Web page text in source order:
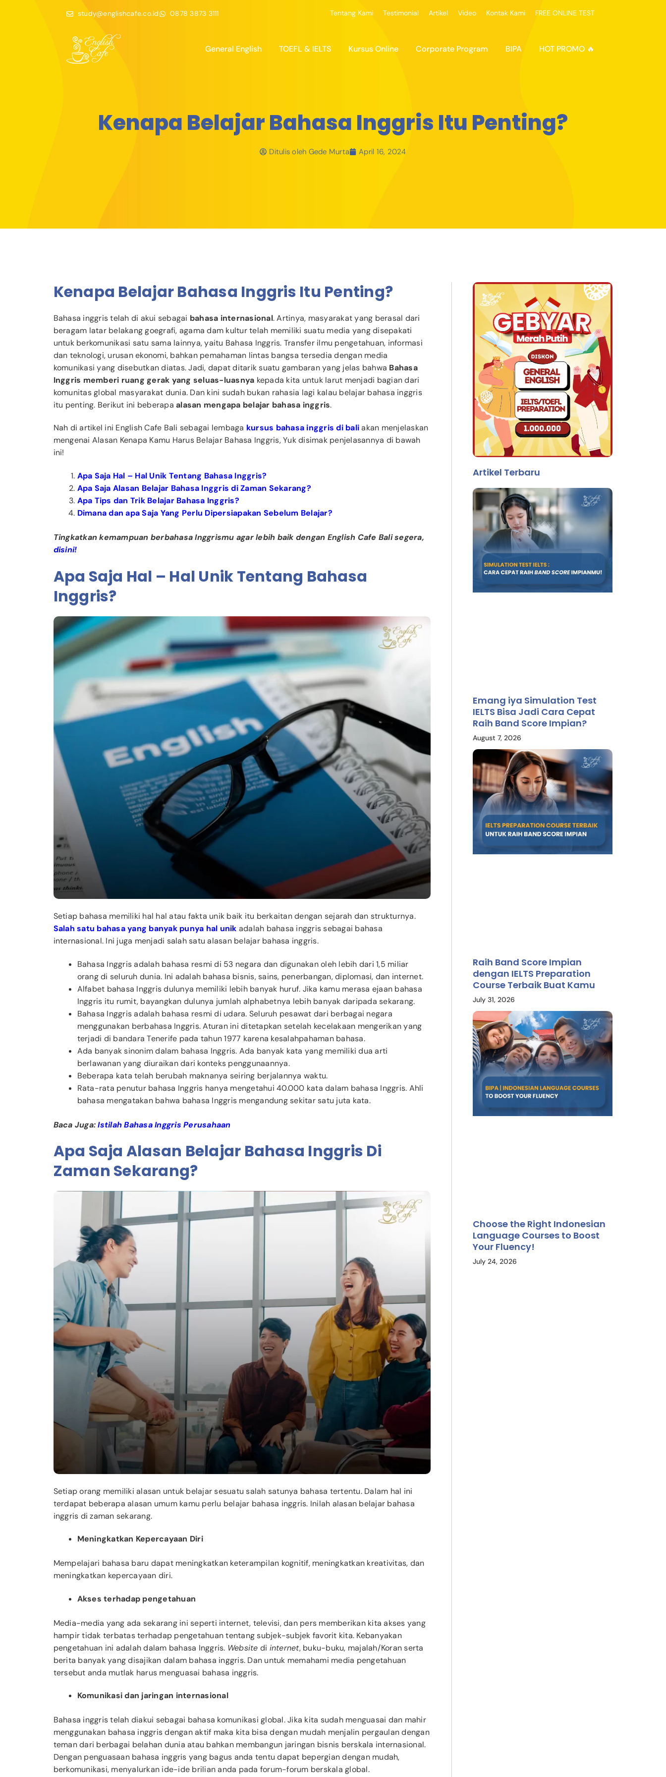
study@englishcafe.co.id 0878 3873 3111 Tentang Kami Testimonial Artikel Video Kontak Kami FREE ONLINE TEST
General English TOEFL & IELTS Kursus Online Corporate Program BIPA HOT PROMO 🔥
Kenapa Belajar Bahasa Inggris Itu Penting?
Ditulis oleh Gede Murta April 16, 2024
Kenapa Belajar Bahasa Inggris Itu Penting?
Bahasa inggris telah di akui sebagai bahasa internasional. Artinya, masyarakat yang berasal dari
beragam latar belakang goegrafi, agama dam kultur telah memiliki suatu media yang disepakati
untuk berkomunikasi satu sama lainnya, yaitu Bahasa Inggris. Transfer ilmu pengetahuan, informasi
dan teknologi, urusan ekonomi, bahkan pemahaman lintas bangsa tersedia dengan media
komunikasi yang disebutkan diatas. Jadi, dapat ditarik suatu gambaran yang jelas bahwa Bahasa
Inggris memberi ruang gerak yang seluas-luasnya kepada kita untuk larut menjadi bagian dari
komunitas global masyarakat dunia. Dan kini sudah bukan rahasia lagi kalau belajar bahasa inggris
itu penting. Berikut ini beberapaalasan mengapa belajar bahasa inggris.
Nah di artikel ini English Cafe Bali sebagai lembaga kursus bahasa inggris di baliakan menjelaskan
mengenai Alasan Kenapa Kamu Harus Belajar Bahasa Inggris, Yuk disimak penjelasannya di bawah
ini!
Apa Saja Hal – Hal Unik Tentang Bahasa Inggris?
Apa Saja Alasan Belajar Bahasa Inggris di Zaman Sekarang?
Apa Tips dan Trik Belajar Bahasa Inggris?
Dimana dan apa Saja Yang Perlu Dipersiapakan Sebelum Belajar?
Tingkatkan kemampuan berbahasa Inggrismu agar lebih baik dengan English Cafe Bali segera,
disini!
Apa Saja Hal – Hal Unik Tentang Bahasa
Inggris?
Setiap bahasa memiliki hal hal atau fakta unik baik itu berkaitan dengan sejarah dan strukturnya.
Salah satu bahasa yang banyak punya hal unik adalah bahasa inggris sebagai bahasa
internasional. Ini juga menjadi salah satu alasan belajar bahasa inggris.
Bahasa Inggris adalah bahasa resmi di 53 negara dan digunakan oleh lebih dari 1,5 miliar
orang di seluruh dunia. Ini adalah bahasa bisnis, sains, penerbangan, diplomasi, dan internet.
Alfabet bahasa Inggris dulunya memiliki lebih banyak huruf. Jika kamu merasa ejaan bahasa
Inggris itu rumit, bayangkan dulunya jumlah alphabetnya lebih banyak daripada sekarang.
Bahasa Inggris adalah bahasa resmi di udara. Seluruh pesawat dari berbagai negara
menggunakan berbahasa Inggris. Aturan ini ditetapkan setelah kecelakaan mengerikan yang
terjadi di bandara Tenerife pada tahun 1977 karena kesalahpahaman bahasa.
Ada banyak sinonim dalam bahasa Inggris. Ada banyak kata yang memiliki dua arti
berlawanan yang diuraikan dari konteks penggunaannya.
Beberapa kata telah berubah maknanya seiring berjalannya waktu.
Rata-rata penutur bahasa Inggris hanya mengetahui 40.000 kata dalam bahasa Inggris. Ahli
bahasa mengatakan bahwa bahasa Inggris mengandung sekitar satu juta kata.
Baca Juga:Istilah Bahasa Inggris Perusahaan
Apa Saja Alasan Belajar Bahasa Inggris Di
Zaman Sekarang?
Setiap orang memiliki alasan untuk belajar sesuatu salah satunya bahasa tertentu. Dalam hal ini
terdapat beberapa alasan umum kamu perlu belajar bahasa inggris. Inilah alasan belajar bahasa
inggris di zaman sekarang.
Meningkatkan Kepercayaan Diri
Mempelajari bahasa baru dapat meningkatkan keterampilan kognitif, meningkatkan kreativitas, dan
meningkatkan kepercayaan diri.
Akses terhadap pengetahuan
Media-media yang ada sekarang ini seperti internet, televisi, dan pers memberikan kita akses yang
hampir tidak terbatas terhadap pengetahuan tentang subjek-subjek favorit kita. Kebanyakan
pengetahuan ini adalah dalam bahasa Inggris. Website di internet, buku-buku, majalah/Koran serta
berita banyak yang disajikan dalam bahasa inggris. Dan untuk memahami media pengetahuan
tersebut anda mutlak harus menguasai bahasa inggris.
Komunikasi dan jaringan internasional
Bahasa inggris telah diakui sebagai bahasa komunikasi global. Jika kita sudah menguasai dan mahir
menggunakan bahasa inggris dengan aktif maka kita bisa dengan mudah menjalin pergaulan dengan
teman dari berbagai belahan dunia atau bahkan membangun jaringan bisnis berskala internasional.
Dengan penguasaan bahasa inggris yang bagus anda tentu dapat bepergian dengan mudah,
berkomunikasi, menyalurkan ide-ide brilian anda pada forum-forum berskala global.
Artikel Terbaru
Emang iya Simulation Test
IELTS Bisa Jadi Cara Cepat
Raih Band Score Impian?
August 7, 2026
Raih Band Score Impian
dengan IELTS Preparation
Course Terbaik Buat Kamu
July 31, 2026
Choose the Right Indonesian
Language Courses to Boost
Your Fluency!
July 24, 2026